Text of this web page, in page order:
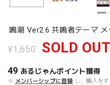
鳴潮 Ver2.6 共鳴者テーマ
¥1,650 SOLD OUT
49 あるじゃんポイント獲得
※ メンバーシップに登録 し、購入を